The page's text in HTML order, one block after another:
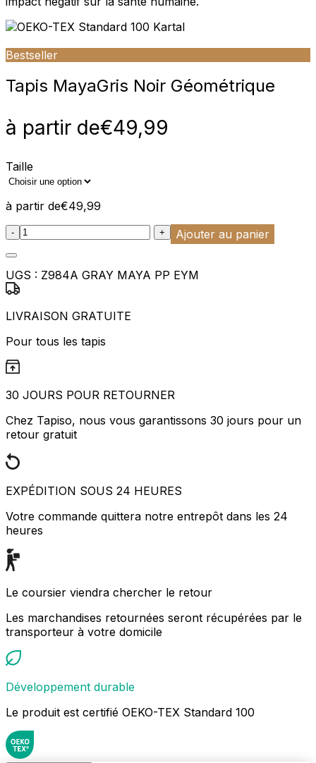
Bestseller
Tapis MayaGris Noir Géométrique
à partir de€49,99
Taille
à partir de€49,99
:product_name quantity
- + Ajouter au panier
UGS : Z984A GRAY MAYA PP EYM
LIVRAISON GRATUITE
Pour tous les tapis
30 JOURS POUR RETOURNER
Chez Tapiso, nous vous garantissons 30 jours pour un
retour gratuit
EXPÉDITION SOUS 24 HEURES
Votre commande quittera notre entrepôt dans les 24
heures
Le coursier viendra chercher le retour
Les marchandises retournées seront récupérées par le
transporteur à votre domicile
Développement durable
Le produit est certifié OEKO-TEX Standard 100